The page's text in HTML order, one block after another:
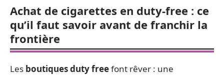
Achat de cigarettes en duty-free : ce
qu’il faut savoir avant de franchir la
frontière
Les boutiques duty freefont rêver : une